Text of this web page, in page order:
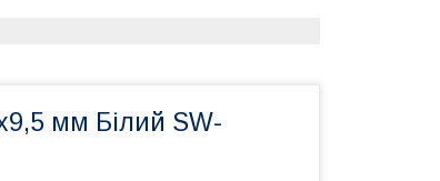
мм Білий SW-